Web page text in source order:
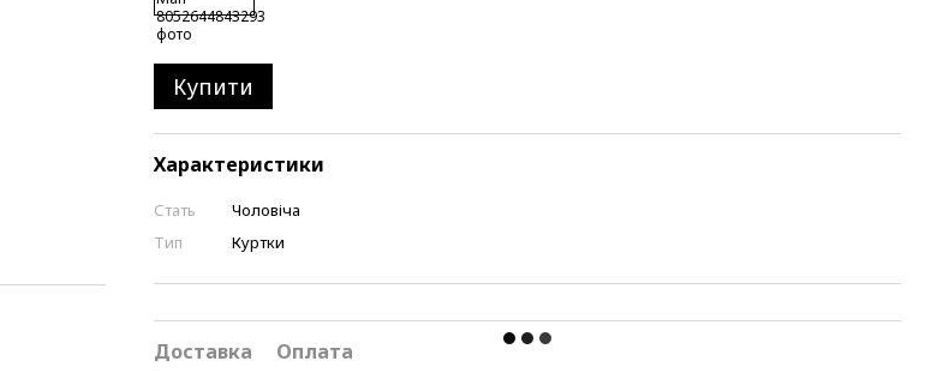
Купити
Характеристики
Стать
Чоловіча
Тип
Куртки
Доставка Оплата